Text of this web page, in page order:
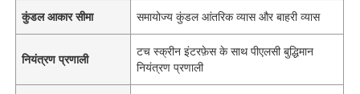
कुंडल आकार सीमा समायोज्य कुंडल आंतरिक व्यास और बाहरी व्यास
नियंत्रण प्रणाली
टच स्क्रीन इंटरफ़ेस के साथ पीएलसी बुद्धिमान
नियंत्रण प्रणाली